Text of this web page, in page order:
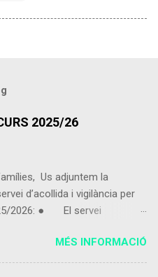
2025/26
Us adjuntem la
d’acollida i vigilància per
2026: ● El servei
● Els alumnes que vinguin
podran portar alguna cosa per
MÉS INFORMACIÓ